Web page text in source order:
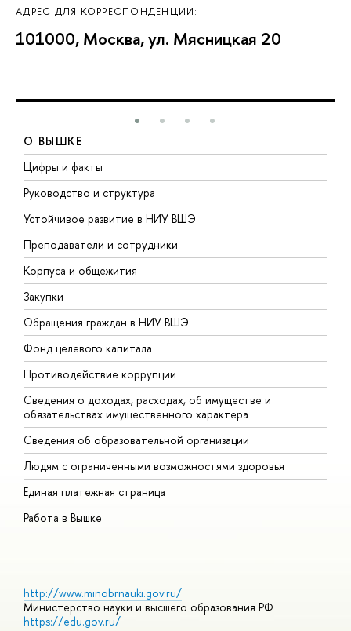
АДРЕС ДЛЯ КОРРЕСПОНДЕНЦИИ:
101000, Москва, ул. Мясницкая 20
О ВЫШКЕ
Цифры и факты
Руководство и структура
Устойчивое развитие в НИУ ВШЭ
Преподаватели и сотрудники
Корпуса и общежития
Закупки
Обращения граждан в НИУ ВШЭ
Фонд целевого капитала
Противодействие коррупции
Сведения о доходах, расходах, об имуществе и
обязательствах имущественного характера
Сведения об образовательной организации
Людям с ограниченными возможностями здоровья
Единая платежная страница
Работа в Вышке
http://www.minobrnauki.gov.ru/
Министерство науки и высшего образования РФ
https://edu.gov.ru/